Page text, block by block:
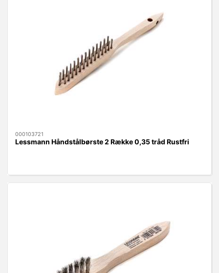
000103721
Lessmann Håndstålbørste 2 Række 0,35 tråd Rustfri